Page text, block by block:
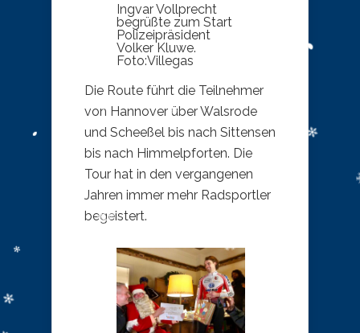
Ingvar Vollprecht
begrüßte zum Start
Polizeipräsident
Volker Kluwe.
Foto:Villegas
Die Route führt die Teilnehmer
von Hannover über Walsrode
und Scheeßel bis nach Sittensen
bis nach Himmelpforten. Die
Tour hat in den vergangenen
Jahren immer mehr Radsportler
begeistert.